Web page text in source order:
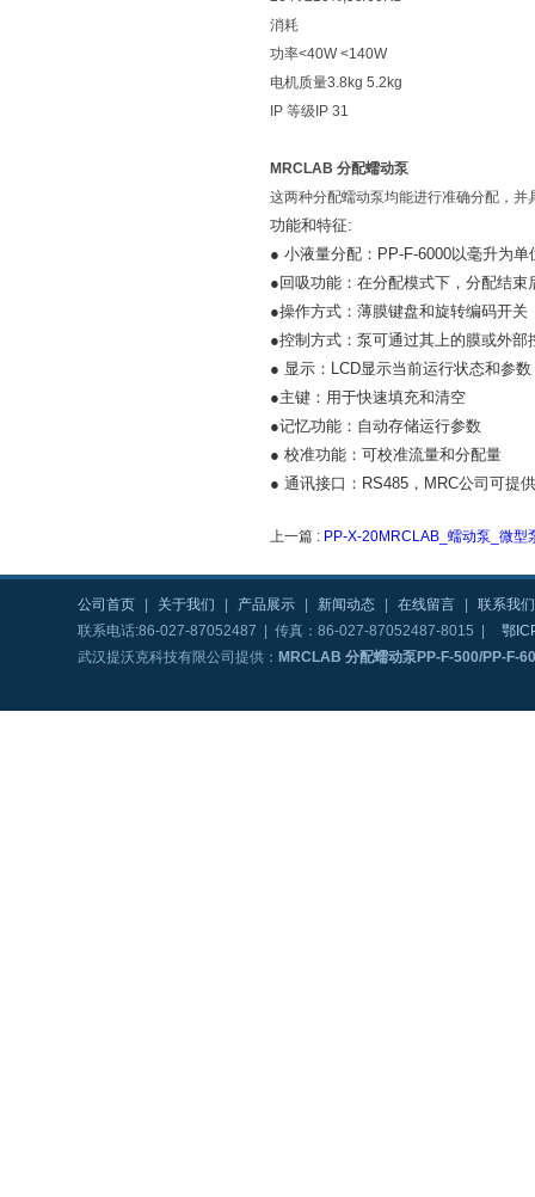
消耗
功率<40W <140W
电机质量3.8kg 5.2kg
IP 等级IP 31
MRCLAB 分配蠕动泵
这两种分配蠕动泵均能进行准确分配，
功能和特征:
● 小液量分配：PP-F-6000以毫升为单
● 回吸功能：在分配模式下，分配结束
●操作方式：薄膜键盘和旋转编码开关
●控制方式：泵可通过其上的膜或外部
● 显示：LCD显示当前运行状态和参数
●主键：用于快速填充和清空
●记忆功能：自动存储运行参数
● 校准功能：可校准流量和分配量
● 通讯接口：RS485，MRC公司可提
上一篇 : PP-X-20MRCLAB_蠕动泵_微型
公司首页 关于我们 产品展示 新闻动态 在线留言
联系我们
联系电话:86-027-87052487 | 传真：86-027-87052487-8015 |
鄂
武汉提沃克科技有限公司提供： MRCLAB 分配蠕动泵PP-F-500/PP-F-